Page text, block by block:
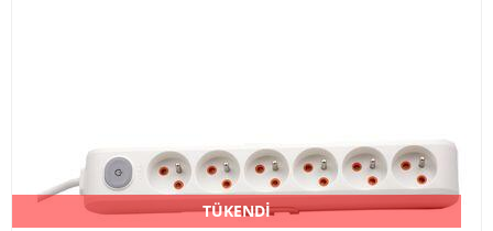
TÜKENDİ